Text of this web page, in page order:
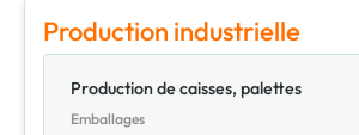
Production industrielle
Production de caisses, palettes
Emballages